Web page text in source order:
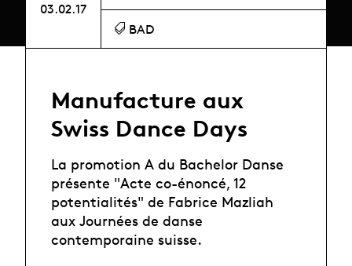
03.02.17
BAD
Manufacture aux
Swiss Dance Days
La promotion A du Bachelor Danse
présente "Acte co-énoncé, 12
potentialités" de Fabrice Mazliah
aux Journées de danse
contemporaine suisse.